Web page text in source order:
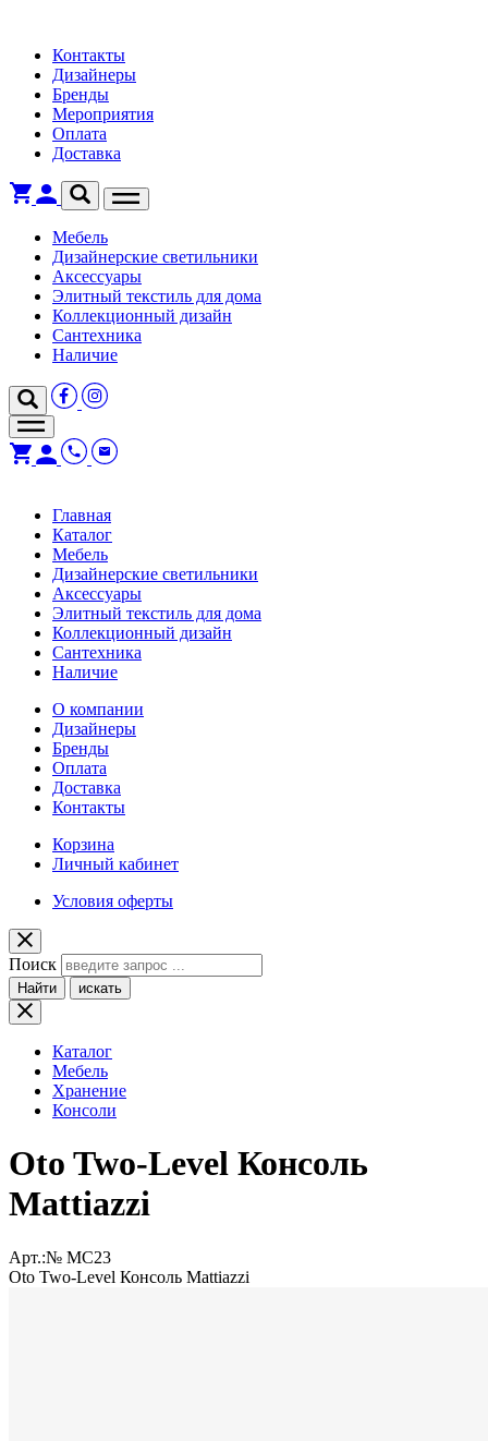
Контакты
Дизайнеры
Бренды
Мероприятия
Оплата
Доставка
Мебель
Дизайнерские светильники
Аксессуары
Элитный текстиль для дома
Коллекционный дизайн
Сантехника
Наличие
Главная
Каталог
Мебель
Дизайнерские светильники
Аксессуары
Элитный текстиль для дома
Коллекционный дизайн
Сантехника
Наличие
О компании
Дизайнеры
Бренды
Оплата
Доставка
Контакты
Корзина
Личный кабинет
Условия оферты
Поиск
Найти искать
Каталог
Мебель
Хранение
Консоли
Oto Two-Level Консоль
Mattiazzi
Арт.:№ MC23
Oto Two-Level Консоль Mattiazzi